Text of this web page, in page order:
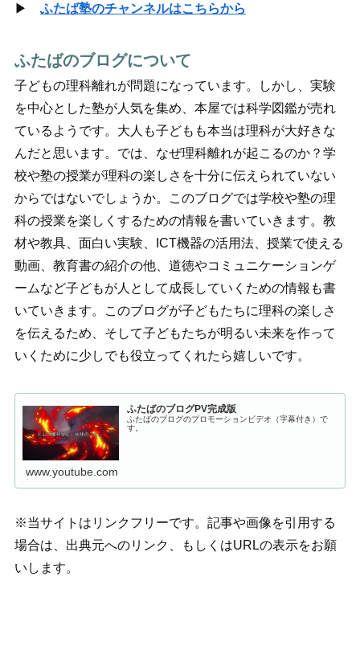
▶ふたば塾のチャンネルはこちらから
ふたばのブログについて
子どもの理科離れが問題になっています。しかし、実験
を中心とした塾が人気を集め、本屋では科学図鑑が売れ
ているようです。大人も子どもも本当は理科が大好きな
んだと思います。では、なぜ理科離れが起こるのか？学
校や塾の授業が理科の楽しさを十分に伝えられていない
からではないでしょうか。このブログでは学校や塾の理
科の授業を楽しくするための情報を書いていきます。教
材や教具、面白い実験、ICT機器の活用法、授業で使える
動画、教育書の紹介の他、道徳やコミュニケーションゲ
ームなど子どもが人として成長していくための情報も書
いていきます。このブログが子どもたちに理科の楽しさ
を伝えるため、そして子どもたちが明るい未来を作って
いくために少しでも役立ってくれたら嬉しいです。
ふたばのブログPV完成版
ふたばのブログのプロモーションビデオ（字幕付き）で
す。
www.youtube.com
※当サイトはリンクフリーです。記事や画像を引用する
場合は、出典元へのリンク、もしくはURLの表示をお願
いします。